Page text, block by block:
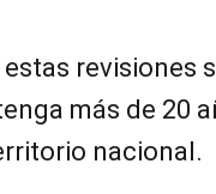
revisiones
más de 20
nacional.